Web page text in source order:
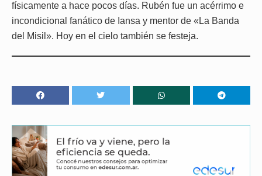
físicamente a hace pocos días. Rubén fue un acérrimo e
incondicional fanático de Iansa y mentor de «La Banda
del Misil». Hoy en el cielo también se festeja.